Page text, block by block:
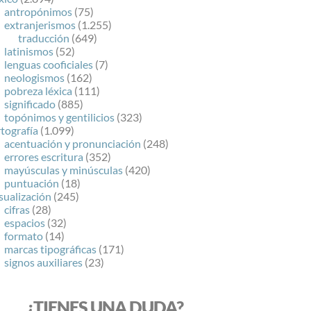
antropónimos (75)
extranjerismos (1.255)
traducción (649)
latinismos (52)
lenguas cooficiales (7)
neologismos (162)
pobreza léxica (111)
significado (885)
topónimos y gentilicios (323)
(1.099)
acentuación y pronunciación (248)
errores escritura (352)
mayúsculas y minúsculas (420)
puntuación (18)
(245)
cifras (28)
espacios (32)
formato (14)
marcas tipográficas (171)
signos auxiliares (23)
¿TIENES UNA DUDA?